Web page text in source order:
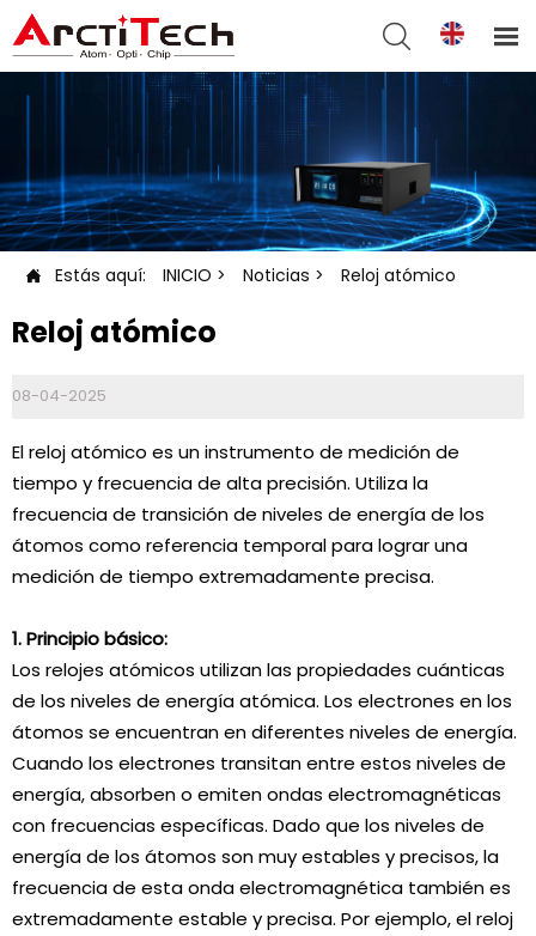
 
 Estás aquí: INICIO > Noticias > Reloj atómico
Reloj atómico
08-04-2025
El reloj atómico es un instrumento de medición de
tiempo y frecuencia de alta precisión. Utiliza la
frecuencia de transición de niveles de energía de los
átomos como referencia temporal para lograr una
medición de tiempo extremadamente precisa.
1. Principio básico:
Los relojes atómicos utilizan las propiedades cuánticas
de los niveles de energía atómica. Los electrones en los
átomos se encuentran en diferentes niveles de energía.
Cuando los electrones transitan entre estos niveles de
energía, absorben o emiten ondas electromagnéticas
con frecuencias específicas. Dado que los niveles de
energía de los átomos son muy estables y precisos, la
frecuencia de esta onda electromagnética también es
extremadamente estable y precisa. Por ejemplo, el reloj